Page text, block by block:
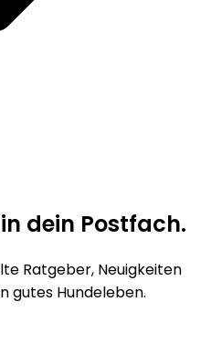
dein Postfach.
Ratgeber, Neuigkeiten
gutes Hundeleben.